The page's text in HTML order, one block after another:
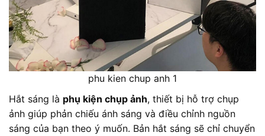
phu kien chup anh 1
Hắt sáng là phụ kiện chụp ảnh, thiết bị hỗ trợ chụp
ảnh giúp phản chiếu ánh sáng và điều chỉnh nguồn
sáng của bạn theo ý muốn. Bản hắt sáng sẽ chỉ chuyển